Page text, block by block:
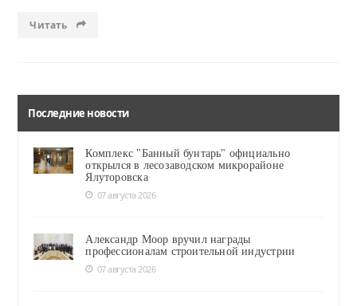
Читать
Последние новости
Комплекс "Банный бунтарь" официально
открылся в лесозаводском микрорайоне
Ялуторовска
07 августа 2026
Александр Моор вручил награды
профессионалам строительной индустрии
07 августа 2026